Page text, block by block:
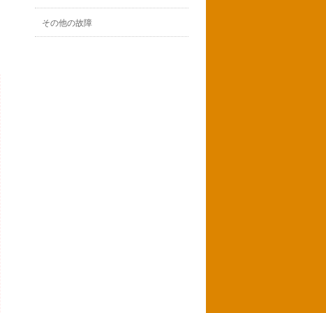
その他の故障